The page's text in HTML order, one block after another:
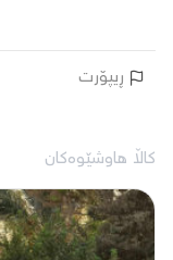
ڕیپۆرت
کاڵا هاوشێوەکان